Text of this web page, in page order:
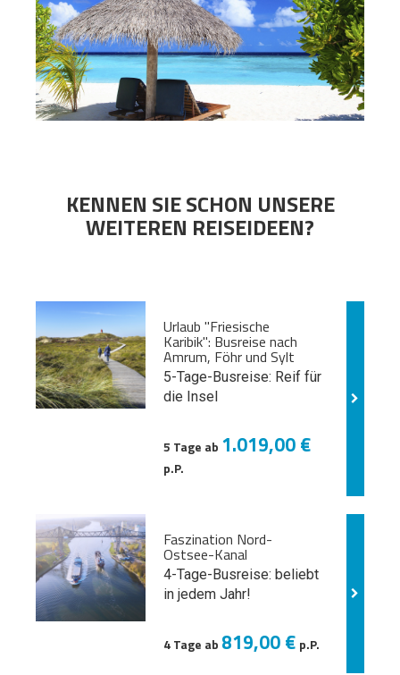
KENNEN SIE SCHON UNSERE
WEITEREN REISEIDEEN?
Urlaub "Friesische
Karibik": Busreise nach
Amrum, Föhr und Sylt
5-Tage-Busreise: Reif für
die Insel
5 Tage ab 1.019,00 €
p.P.
Faszination Nord-
Ostsee-Kanal
4-Tage-Busreise: beliebt
in jedem Jahr!
4 Tage ab 819,00 € p.P.